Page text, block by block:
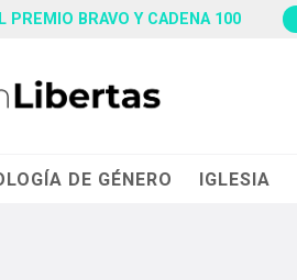
PREMIO BRAVO Y CADENA 100
DE GÉNERO IGLESIA